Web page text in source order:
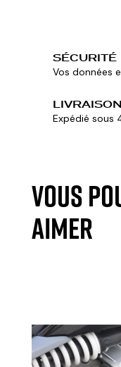
SÉCURITÉ
Vos données
LIVRAISON
Expédié sous
VOUS
AIMER